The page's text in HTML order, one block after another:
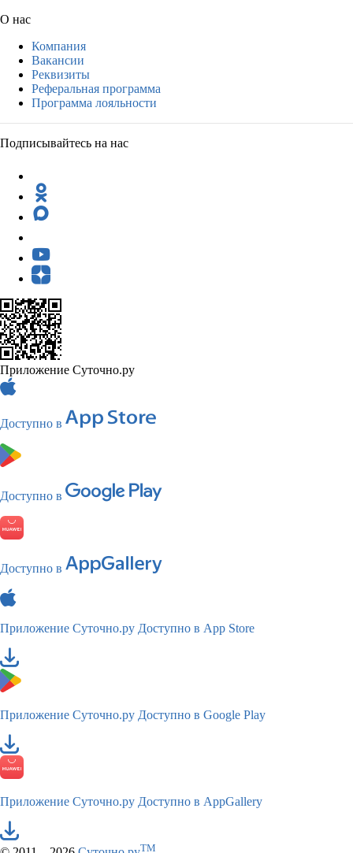
О нас
Компания
Вакансии
Реквизиты
Реферальная программа
Программа лояльности
Подписывайтесь на нас
Приложение Суточно.ру
Доступно в
Доступно в
Доступно в
Приложение Суточно.ру Доступно в App Store
Приложение Суточно.ру Доступно в Google Play
Приложение Суточно.ру Доступно в AppGallery
TM